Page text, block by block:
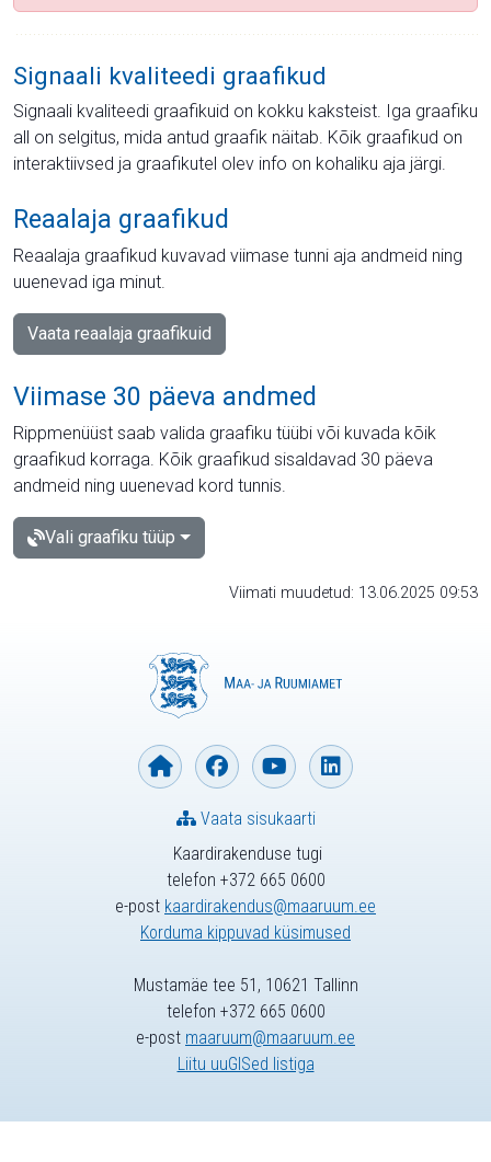
Signaali kvaliteedi graafikud
Signaali kvaliteedi graafikuid on kokku kaksteist. Iga graafiku
all on selgitus, mida antud graafik näitab. Kõik graafikud on
interaktiivsed ja graafikutel olev info on kohaliku aja järgi.
Reaalaja graafikud
Reaalaja graafikud kuvavad viimase tunni aja andmeid ning
uuenevad iga minut.
Vaata reaalaja graafikuid
Viimase 30 päeva andmed
Rippmenüüst saab valida graafiku tüübi või kuvada kõik
graafikud korraga. Kõik graafikud sisaldavad 30 päeva
andmeid ning uuenevad kord tunnis.
Vali graafiku tüüp
Viimati muudetud: 13.06.2025 09:53
Kaardirakenduse tugi
telefon +372 665 0600
e-post kaardirakendus@maaruum.ee
Korduma kippuvad küsimused
Vaata sisukaarti
Mustamäe tee 51, 10621 Tallinn
telefon +372 665 0600
e-post maaruum@maaruum.ee
Liitu uuGISed listiga